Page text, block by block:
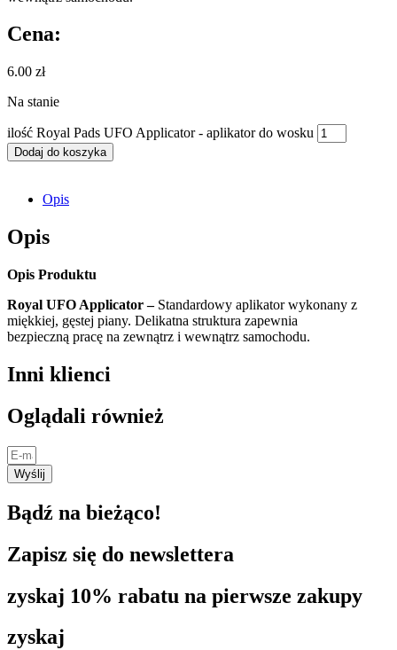
Cena:
6.00 zł
Na stanie
ilość Royal Pads UFO Applicator - aplikator do wosku
Dodaj do koszyka
Opis
Opis
Opis Produktu
Royal UFO Applicator – Standardowy aplikator wykonany z
miękkiej, gęstej piany. Delikatna struktura zapewnia
bezpieczną pracę na zewnątrz i wewnątrz samochodu.
Inni klienci
Oglądali również
Wyślij
Bądź na bieżąco!
Zapisz się do newslettera
zyskaj 10% rabatu na pierwsze zakupy
zyskaj